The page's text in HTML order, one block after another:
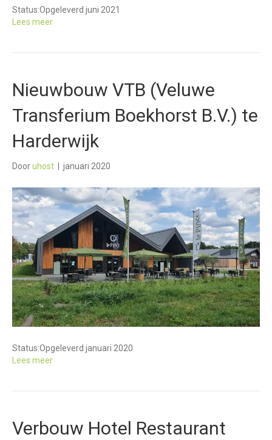
Status:Opgeleverd juni 2021
Lees meer
Nieuwbouw VTB (Veluwe
Transferium Boekhorst B.V.) te
Harderwijk
Dooruhost januari 2020
Status:Opgeleverd januari 2020
Lees meer
Verbouw Hotel Restaurant